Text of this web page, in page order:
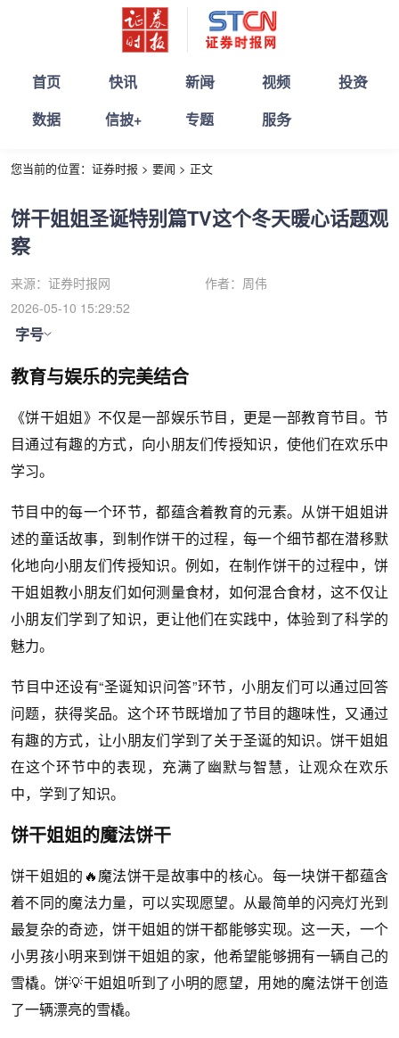
首页 快讯 新闻 视频
投资
数据
信披+ 专题 服务
您当前的位置： 证券时报 > 要闻 > 正文
饼干姐姐圣诞特别篇TV这个冬天暖心话题观
察
来源： 证券时报网 作者： 周伟
2026-05-10 15:29:52
字号
教育与娱乐的完美结合
《饼干姐姐》不仅是一部娱乐节目，更是一部教育节目。节
目通过有趣的方式，向小朋友们传授知识，使他们在欢乐中
学习。
节目中的每一个环节，都蕴含着教育的元素。从饼干姐姐讲
述的童话故事，到制作饼干的过程，每一个细节都在潜移默
化地向小朋友们传授知识。例如，在制作饼干的过程中，饼
干姐姐教小朋友们如何测量食材，如何混合食材，这不仅让
小朋友们学到了知识，更让他们在实践中，体验到了科学的
魅力。
节目中还设有“圣诞知识问答”环节，小朋友们可以通过回答
问题，获得奖品。这个环节既增加了节目的趣味性，又通过
有趣的方式，让小朋友们学到了关于圣诞的知识。饼干姐姐
在这个环节中的表现，充满了幽默与智慧，让观众在欢乐
中，学到了知识。
饼干姐姐的魔法饼干
饼干姐姐的🔥魔法饼干是故事中的核心。每一块饼干都蕴含
着不同的魔法力量，可以实现愿望。从最简单的闪亮灯光到
最复杂的奇迹，饼干姐姐的饼干都能够实现。这一天，一个
小男孩小明来到饼干姐姐的家，他希望能够拥有一辆自己的
雪橇。饼💡干姐姐听到了小明的愿望，用她的魔法饼干创造
了一辆漂亮的雪橇。